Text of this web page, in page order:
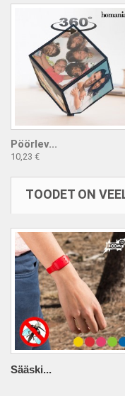
Pöörlev...
10,23 €
TOODET ON
Sääski...